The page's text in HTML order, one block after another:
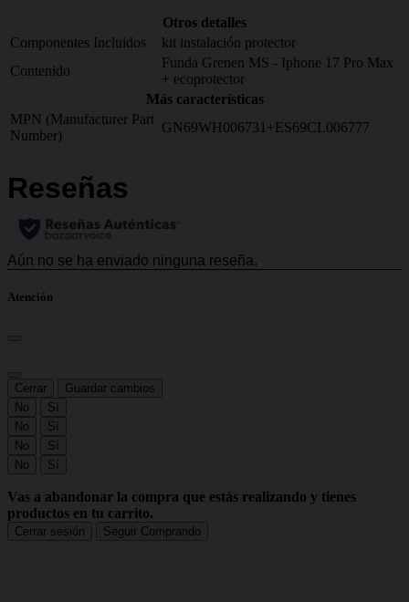
Otros detalles
Componentes Incluidos
kit instalación protector
Contenido
Funda Grenen MS - Iphone 17 Pro Max
+ ecoprotector
Más características
MPN (Manufacturer Part
Number)
GN69WH006731+ES69CL006777
Atención
Cerrar
Guardar cambios
No
Sí
No
Sí
No
Sí
No
Sí
Vas a abandonar la compra que estás realizando y tienes
productos en tu carrito.
Cerrar sesión Seguir Comprando